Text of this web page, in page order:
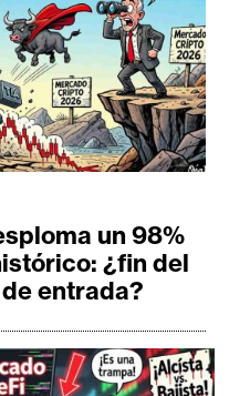
un 98%
¿fin del
entrada?